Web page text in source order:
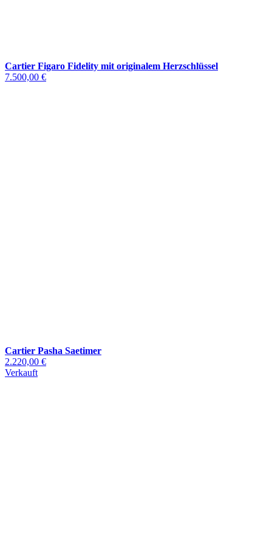
Cartier Figaro Fidelity mit originalem Herzschlüssel
7.500,00 €
Cartier Pasha Saetimer
2.220,00 €
Verkauft